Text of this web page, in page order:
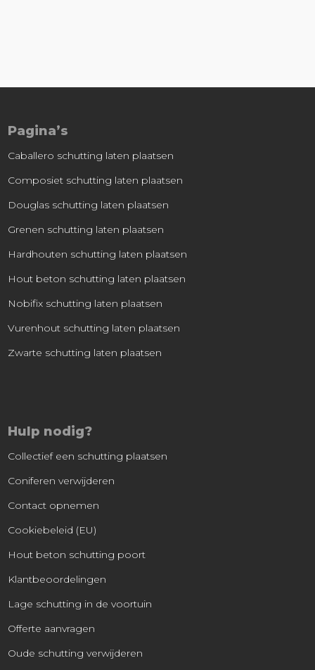
Pagina’s
Caballero schutting laten plaatsen
Composiet schutting laten plaatsen
Douglas schutting laten plaatsen
Grenen schutting laten plaatsen
Hardhouten schutting laten plaatsen
Hout beton schutting laten plaatsen
Nobifix schutting laten plaatsen
Vurenhout schutting laten plaatsen
Zwarte schutting laten plaatsen
Hulp nodig?
Collectief een schutting plaatsen
Coniferen verwijderen
Contact opnemen
Cookiebeleid (EU)
Hout beton schutting poort
Klantbeoordelingen
Lage schutting in de voortuin
Offerte aanvragen
Oude schutting verwijderen